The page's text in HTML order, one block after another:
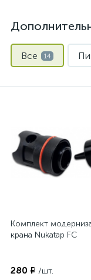
Все 14
Комплект
крана Nukatap FC
280 ₽ /шт.